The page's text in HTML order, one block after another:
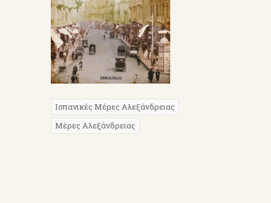
Ισπανικές Μέρες Αλεξάνδρειας
Μέρες Αλεξάνδρειας